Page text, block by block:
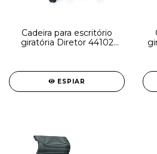
Cadeira para escritório
giratória Diretor 44102
Cinza - Cavaletti - Base
Nylon Cinza
ESPIAR